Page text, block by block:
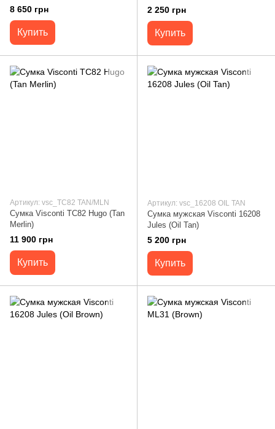
8 650 грн
Купить
2 250 грн
Купить
Артикул: vsc_TC82 TAN/MLN
Сумка Visconti TC82 Hugo (Tan
Merlin)
11 900 грн
Купить
Артикул: vsc_16208 OIL TAN
Сумка мужская Visconti 16208
Jules (Oil Tan)
5 200 грн
Купить